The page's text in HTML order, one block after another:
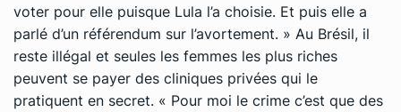
voter pour elle puisque Lula l’a choisie. Et puis elle a
parlé d’un référendum sur l’avortement. » Au Brésil, il
reste illégal et seules les femmes les plus riches
peuvent se payer des cliniques privées qui le
pratiquent en secret. « Pour moi le crime c’est que des